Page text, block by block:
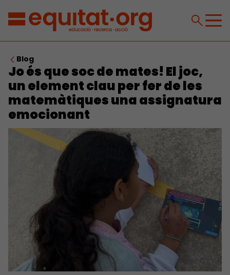
Blog
Jo és que soc de mates! El joc,
un element clau per fer de les
matemàtiques una assignatura
emocionant